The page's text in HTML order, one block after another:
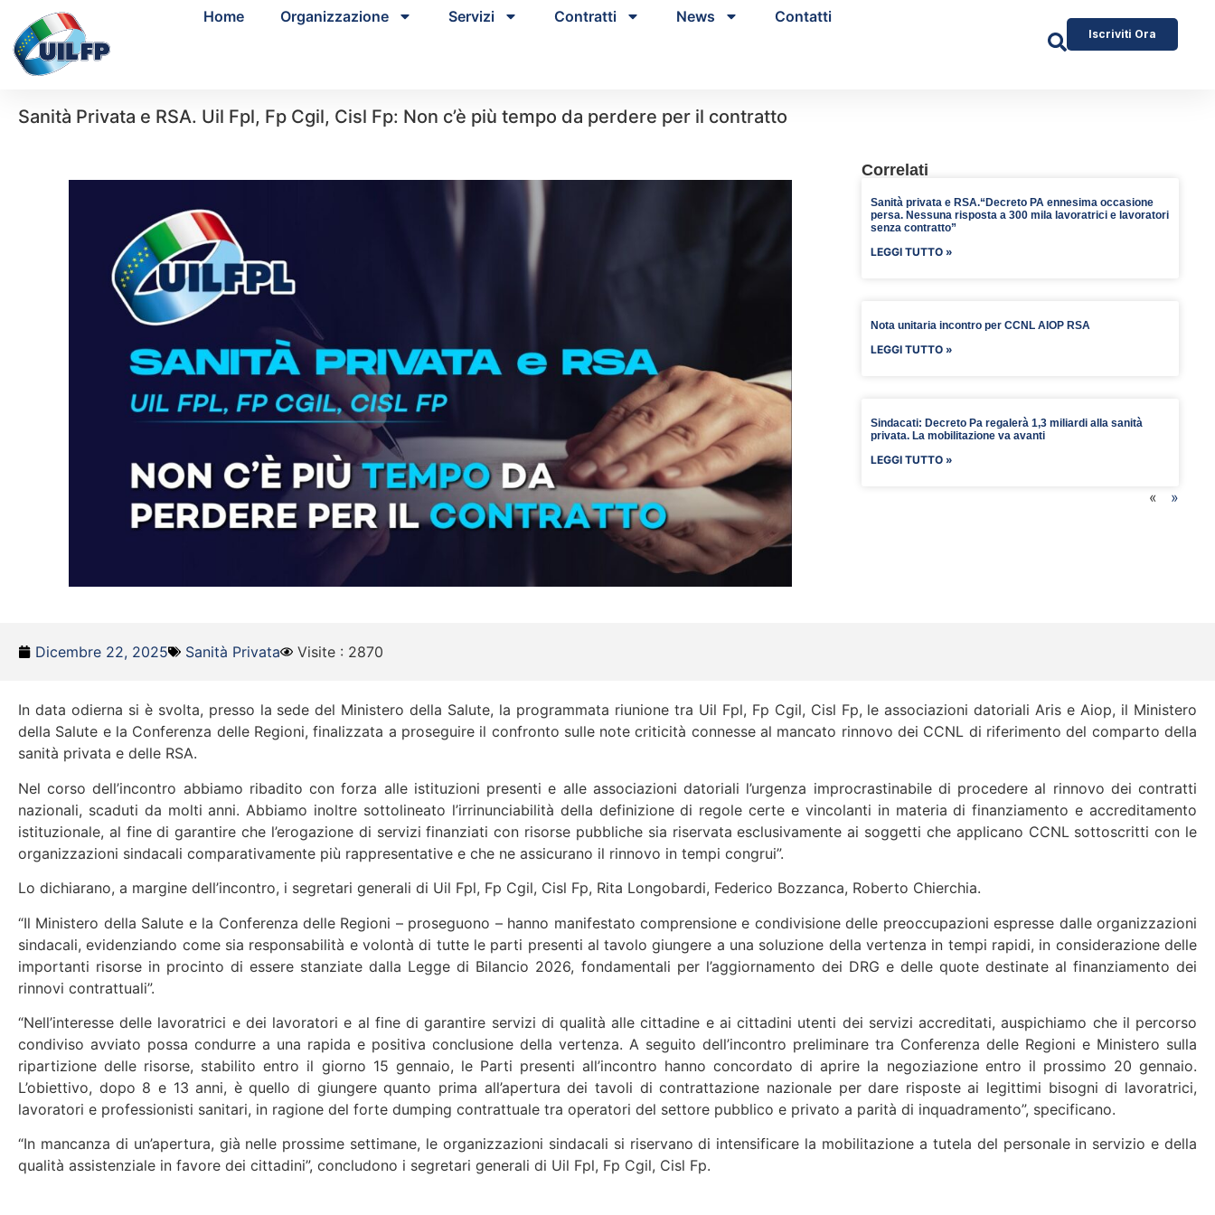
Home Organizzazione Servizi Contratti News Contatti
Iscriviti Ora
Sanità Privata e RSA. Uil Fpl, Fp Cgil, Cisl Fp: Non c’è più tempo da perdere per il contratto
Correlati
Sanità privata e RSA.“Decreto PA ennesima occasione
persa. Nessuna risposta a 300 mila lavoratrici e lavoratori
senza contratto”
LEGGI TUTTO »
Nota unitaria incontro per CCNL AIOP RSA
LEGGI TUTTO »
Sindacati: Decreto Pa regalerà 1,3 miliardi alla sanità
privata. La mobilitazione va avanti
LEGGI TUTTO »
« »
Dicembre 22, 2025 Sanità Privata Visite : 2870
In data odierna si è svolta, presso la sede del Ministero della Salute, la programmata riunione tra Uil Fpl, Fp Cgil, Cisl Fp, le associazioni datoriali Aris e Aiop, il Ministero
della Salute e la Conferenza delle Regioni, finalizzata a proseguire il confronto sulle note criticità connesse al mancato rinnovo dei CCNL di riferimento del comparto della
sanità privata e delle RSA.
Nel corso dell’incontro abbiamo ribadito con forza alle istituzioni presenti e alle associazioni datoriali l’urgenza improcrastinabile di procedere al rinnovo dei contratti
nazionali, scaduti da molti anni. Abbiamo inoltre sottolineato l’irrinunciabilità della definizione di regole certe e vincolanti in materia di finanziamento e accreditamento
istituzionale, al fine di garantire che l’erogazione di servizi finanziati con risorse pubbliche sia riservata esclusivamente ai soggetti che applicano CCNL sottoscritti con le
organizzazioni sindacali comparativamente più rappresentative e che ne assicurano il rinnovo in tempi congrui”.
Lo dichiarano, a margine dell’incontro, i segretari generali di Uil Fpl, Fp Cgil, Cisl Fp, Rita Longobardi, Federico Bozzanca, Roberto Chierchia.
“Il Ministero della Salute e la Conferenza delle Regioni – proseguono – hanno manifestato comprensione e condivisione delle preoccupazioni espresse dalle organizzazioni
sindacali, evidenziando come sia responsabilità e volontà di tutte le parti presenti al tavolo giungere a una soluzione della vertenza in tempi rapidi, in considerazione delle
importanti risorse in procinto di essere stanziate dalla Legge di Bilancio 2026, fondamentali per l’aggiornamento dei DRG e delle quote destinate al finanziamento dei
rinnovi contrattuali”.
“Nell’interesse delle lavoratrici e dei lavoratori e al fine di garantire servizi di qualità alle cittadine e ai cittadini utenti dei servizi accreditati, auspichiamo che il percorso
condiviso avviato possa condurre a una rapida e positiva conclusione della vertenza. A seguito dell’incontro preliminare tra Conferenza delle Regioni e Ministero sulla
ripartizione delle risorse, stabilito entro il giorno 15 gennaio, le Parti presenti all’incontro hanno concordato di aprire la negoziazione entro il prossimo 20 gennaio.
L’obiettivo, dopo 8 e 13 anni, è quello di giungere quanto prima all’apertura dei tavoli di contrattazione nazionale per dare risposte ai legittimi bisogni di lavoratrici,
lavoratori e professionisti sanitari, in ragione del forte dumping contrattuale tra operatori del settore pubblico e privato a parità di inquadramento”, specificano.
“In mancanza di un’apertura, già nelle prossime settimane, le organizzazioni sindacali si riservano di intensificare la mobilitazione a tutela del personale in servizio e della
qualità assistenziale in favore dei cittadini”, concludono i segretari generali di Uil Fpl, Fp Cgil, Cisl Fp.